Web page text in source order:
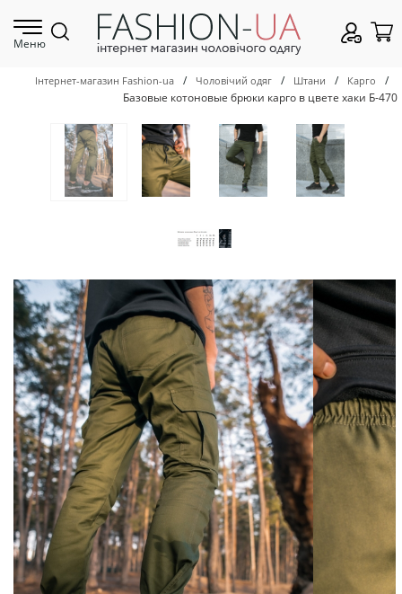
Меню
Інтернет-магазин Fashion-ua / Чоловічий одяг / Штани / Карго
/
Базовые котоновые брюки карго в цвете хаки Б-470